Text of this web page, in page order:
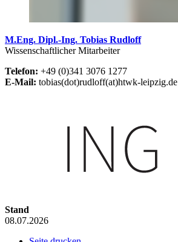
M.Eng. Dipl.-Ing. Tobias Rudloff
Wissenschaftlicher Mitarbeiter
Telefon: +49 (0)341 3076 1277
E-Mail: tobias(dot)rudloff(at)htwk-leipzig.de
Stand
08.07.2026